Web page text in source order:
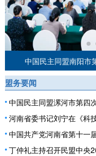
中国民主同盟南阳市
盟务要闻
中国民主同盟漯河市第四
中国共产党河南省第十一
丁仲礼主持召开民盟中央